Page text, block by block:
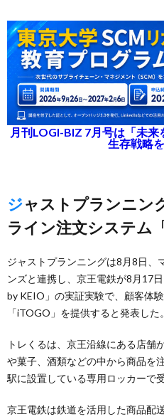
月刊LOGI-BIZ 7月号は「未
生存戦略
ジャストプランニングが実証実験にオン
ライン注文システム
ジャストプランニングは8月8日、
ンズと連携し、京王電鉄が8月17
by KEIO」の実証実験で、顧客体
「iTOGO」を提供すると発表した。
トレくるは、京王沿線にある店舗
や菓子、酒類などの中から商品を
駅に設置している専用ロッカーで
京王電鉄は鉄道を活用した商品配